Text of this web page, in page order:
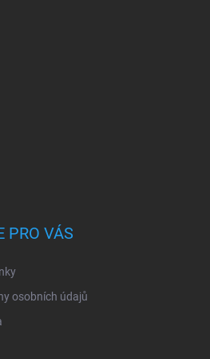
PRO VÁS
osobních údajů